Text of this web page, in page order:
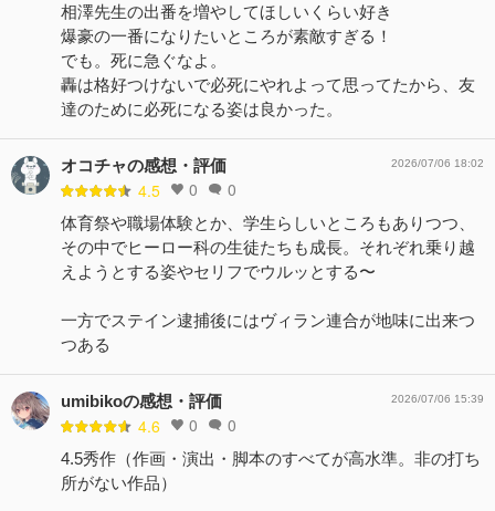
相澤先生の出番を増やしてほしいくらい好き
爆豪の一番になりたいところが素敵すぎる！
でも。死に急ぐなよ。
轟は格好つけないで必死にやれよって思ってたから、友
達のために必死になる姿は良かった。
オコチャの感想・評価
4.5 0 0
2026/07/06 18:02
体育祭や職場体験とか、学生らしいところもありつつ、
その中でヒーロー科の生徒たちも成長。それぞれ乗り越
えようとする姿やセリフでウルッとする〜
一方でステイン逮捕後にはヴィラン連合が地味に出来つ
つある
umibikoの感想・評価
4.6 0 0
2026/07/06 15:39
4.5秀作（作画・演出・脚本のすべてが高水準。非の打ち
所がない作品）